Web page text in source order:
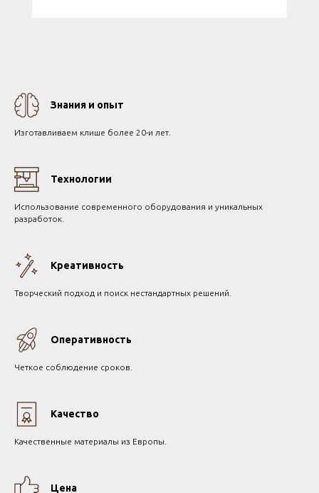
Знания и опыт
Изготавливаем клише более 20-и лет.
Технологии
Использование современного оборудования и уникальных
разработок.
Креативность
Творческий подход и поиск нестандартных решений.
Оперативность
Четкое соблюдение сроков.
Качество
Качественные материалы из Европы.
Цена